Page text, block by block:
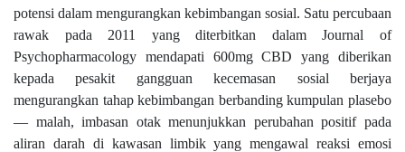
potensi dalam mengurangkan kebimbangan sosial. Satu percubaan
rawak pada 2011 yang diterbitkan dalam Journal of
Psychopharmacology mendapati 600mg CBD yang diberikan
kepada pesakit gangguan kecemasan sosial berjaya
mengurangkan tahap kebimbangan berbanding kumpulan plasebo
— malah, imbasan otak menunjukkan perubahan positif pada
aliran darah di kawasan limbik yang mengawal reaksi emosi